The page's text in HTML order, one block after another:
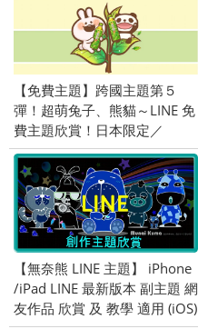
【免費主題】跨國主題第５
彈！超萌兔子、熊貓～LINE 免
費主題欣賞！日本限定／
OpenVPN 跨區、加好友／
2015/10/15
【無奈熊 LINE 主題】 iPhone
/iPad LINE 最新版本 副主題 網
友作品 欣賞 及 教學 適用 (iOS)